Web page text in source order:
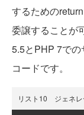
するための
委譲することが
5.5とPHP 7で
コードです。
リスト10 ジェネレ